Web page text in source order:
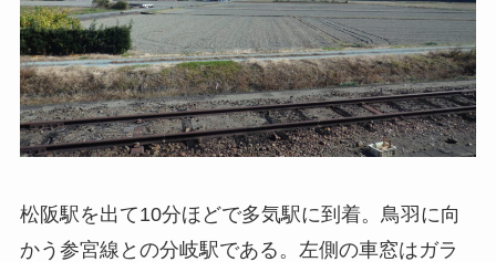
松阪駅を出て10分ほどで多気駅に到着。鳥羽に向
かう参宮線との分岐駅である。左側の車窓はガラ